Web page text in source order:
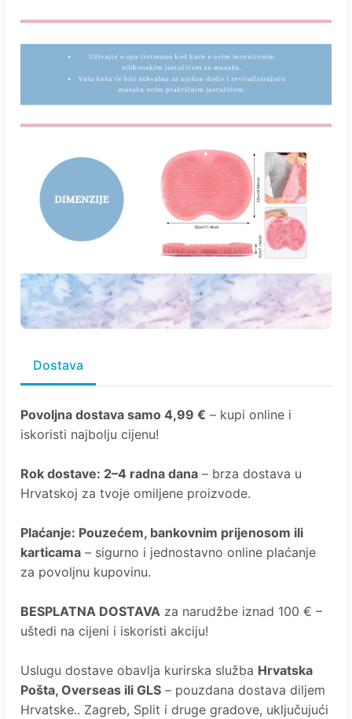
Dostava
Povoljna dostava samo 4,99 € – kupi online i
iskoristi najbolju cijenu!
Rok dostave: 2–4 radna dana – brza dostava u
Hrvatskoj za tvoje omiljene proizvode.
Plaćanje: Pouzećem, bankovnim prijenosom ili
karticama – sigurno i jednostavno online plaćanje
za povoljnu kupovinu.
BESPLATNA DOSTAVA za narudžbe iznad 100 € –
uštedi na cijeni i iskoristi akciju!
Uslugu dostave obavlja kurirska služba Hrvatska
Pošta, Overseas ili GLS – pouzdana dostava diljem
Hrvatske.. Zagreb, Split i druge gradove, uključujući